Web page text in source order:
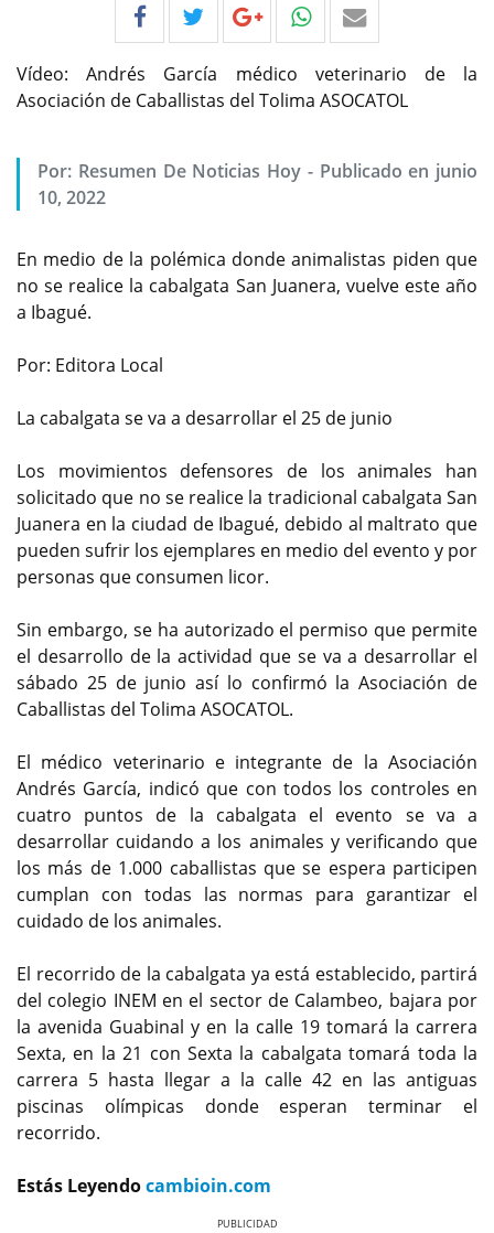
Vídeo: Andrés García médico veterinario de la
Asociación de Caballistas del Tolima ASOCATOL
Por: Resumen De Noticias Hoy - Publicado en junio
10, 2022
En medio de la polémica donde animalistas piden que
no se realice la cabalgata San Juanera, vuelve este año
a Ibagué.
Por: Editora Local
La cabalgata se va a desarrollar el 25 de junio
Los movimientos defensores de los animales han
solicitado que no se realice la tradicional cabalgata San
Juanera en la ciudad de Ibagué, debido al maltrato que
pueden sufrir los ejemplares en medio del evento y por
personas que consumen licor.
Sin embargo, se ha autorizado el permiso que permite
el desarrollo de la actividad que se va a desarrollar el
sábado 25 de junio así lo confirmó la Asociación de
Caballistas del Tolima ASOCATOL.
El médico veterinario e integrante de la Asociación
Andrés García, indicó que con todos los controles en
cuatro puntos de la cabalgata el evento se va a
desarrollar cuidando a los animales y verificando que
los más de 1.000 caballistas que se espera participen
cumplan con todas las normas para garantizar el
cuidado de los animales.
El recorrido de la cabalgata ya está establecido, partirá
del colegio INEM en el sector de Calambeo, bajara por
la avenida Guabinal y en la calle 19 tomará la carrera
Sexta, en la 21 con Sexta la cabalgata tomará toda la
carrera 5 hasta llegar a la calle 42 en las antiguas
piscinas olímpicas donde esperan terminar el
recorrido.
Estás Leyendocambioin.com